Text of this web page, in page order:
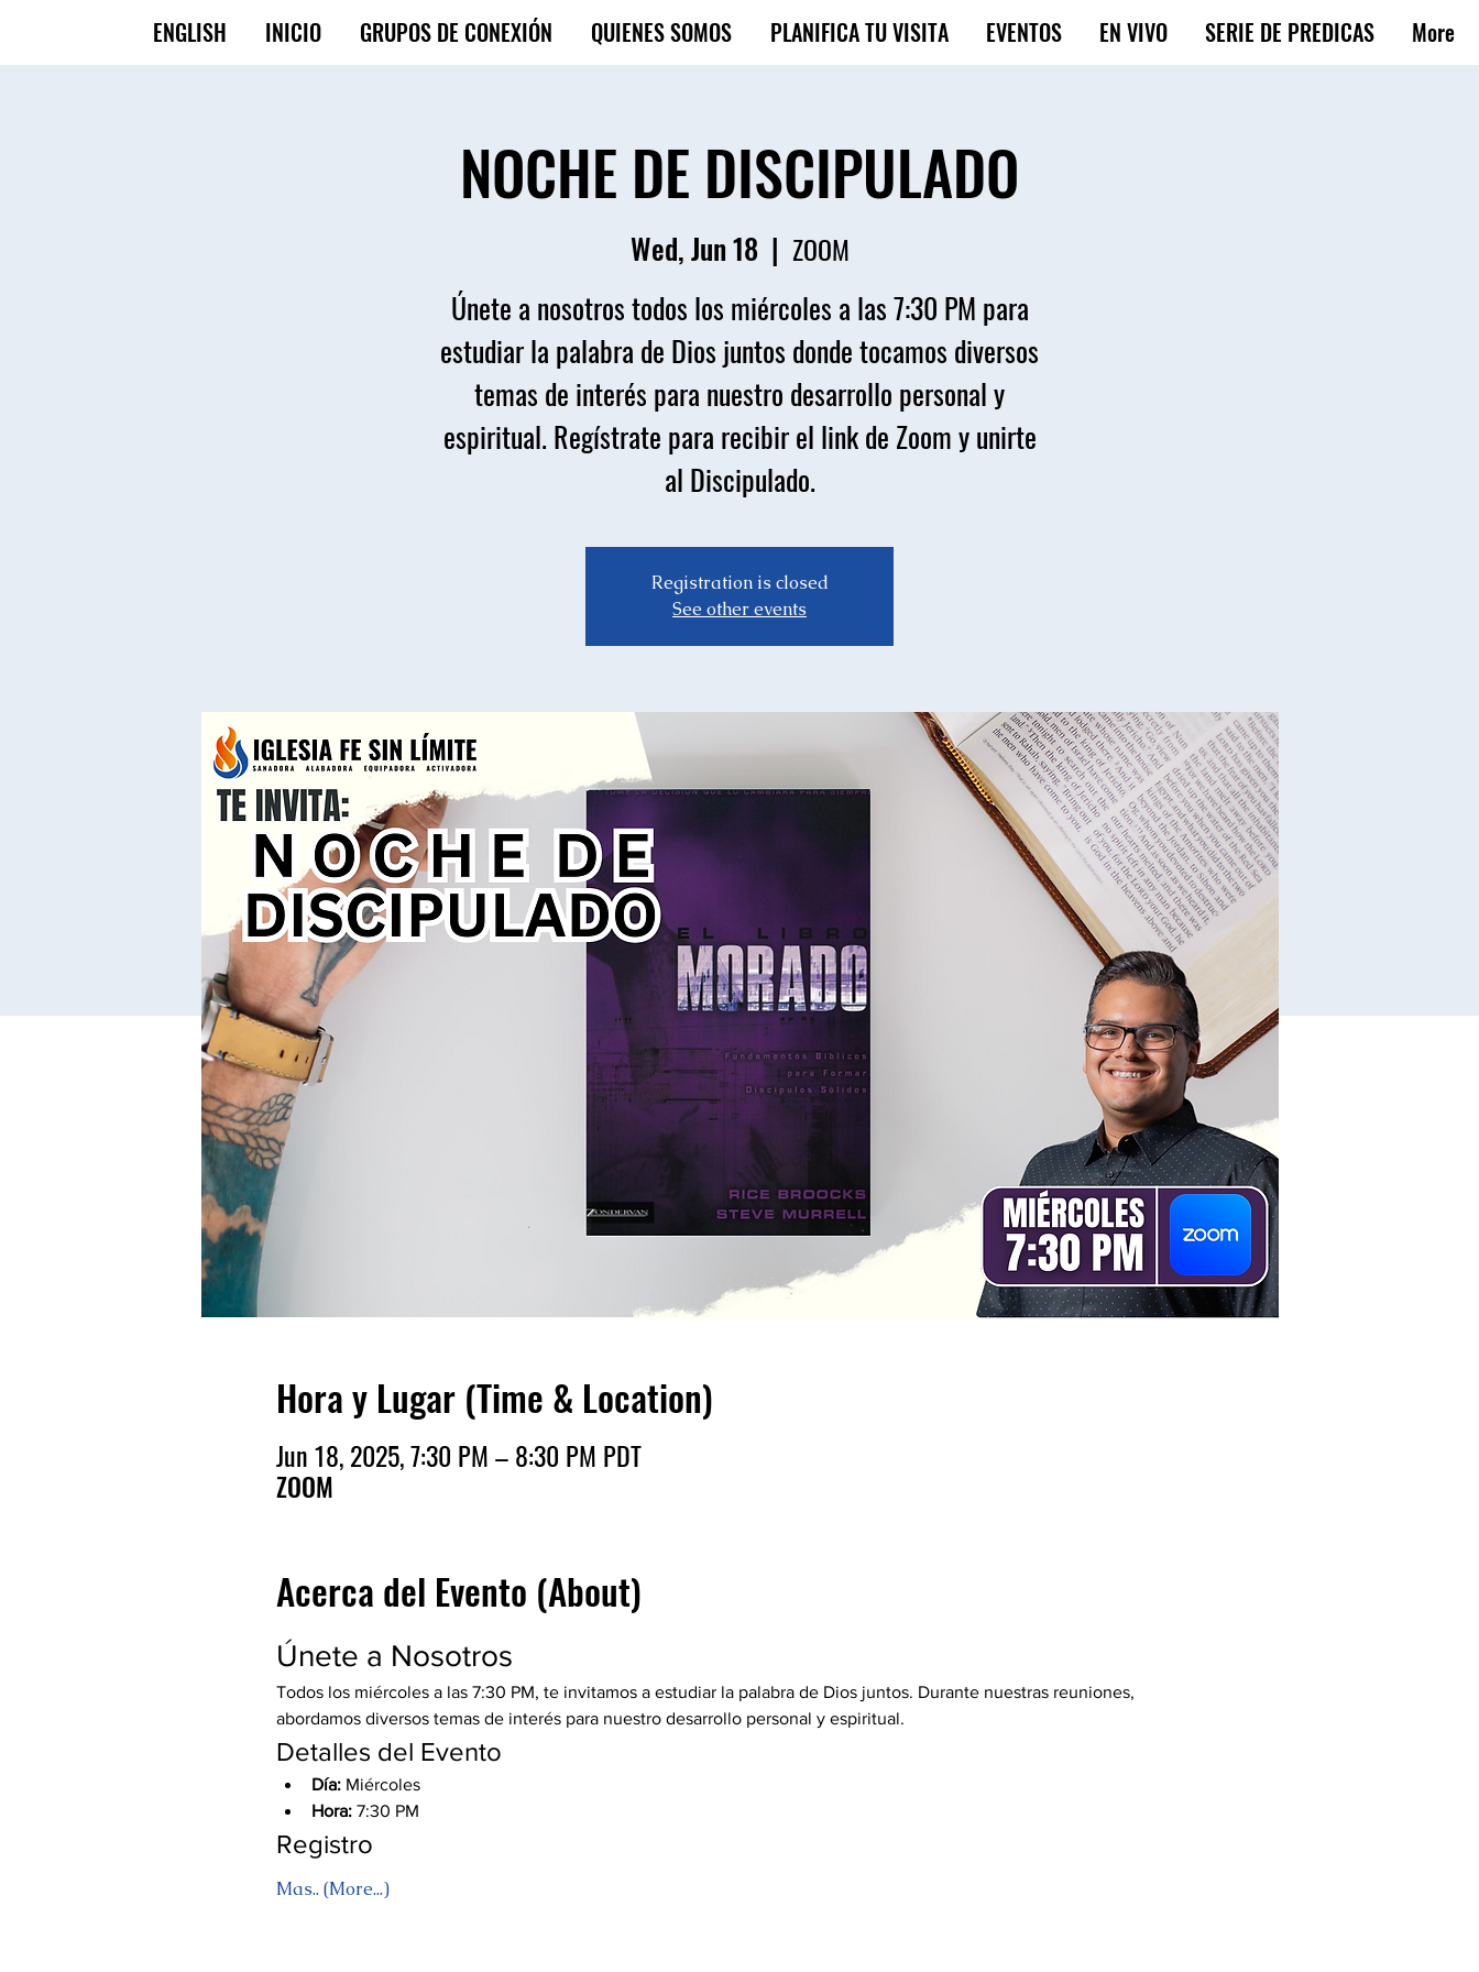
ENGLISH INICIO GRUPOS DE CONEXIÓN QUIENES SOMOS PLANIFICA TU VISITA EVENTOS EN VIVO SERIE DE PREDICAS More
NOCHE DE DISCIPULADO
Wed, Jun 18
  |
ZOOM
Únete a nosotros todos los miércoles a las 7:30 PM para
estudiar la palabra de Dios juntos donde tocamos diversos
temas de interés para nuestro desarrollo personal y
espiritual. Regístrate para recibir el link de Zoom y unirte
al Discipulado.
Registration is closed
See other events
Hora y Lugar (Time & Location)
Jun 18, 2025, 7:30 PM – 8:30 PM PDT
ZOOM
Acerca del Evento (About)
Únete a Nosotros
Todos los miércoles a las 7:30 PM, te invitamos a estudiar la palabra de Dios juntos. Durante nuestras reuniones,
abordamos diversos temas de interés para nuestro desarrollo personal y espiritual.
Detalles del Evento
Día: Miércoles
Hora: 7:30 PM
Registro
Mas.. (More...)